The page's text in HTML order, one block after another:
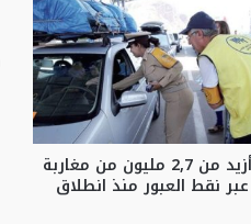
دخول أزيد من 2,7 مليون من مغاربة
عبر نقط العبور منذ انطلاق